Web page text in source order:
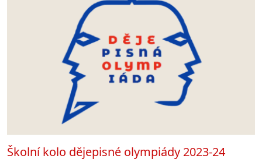
Školní kolo dějepisné olympiády 2023-24